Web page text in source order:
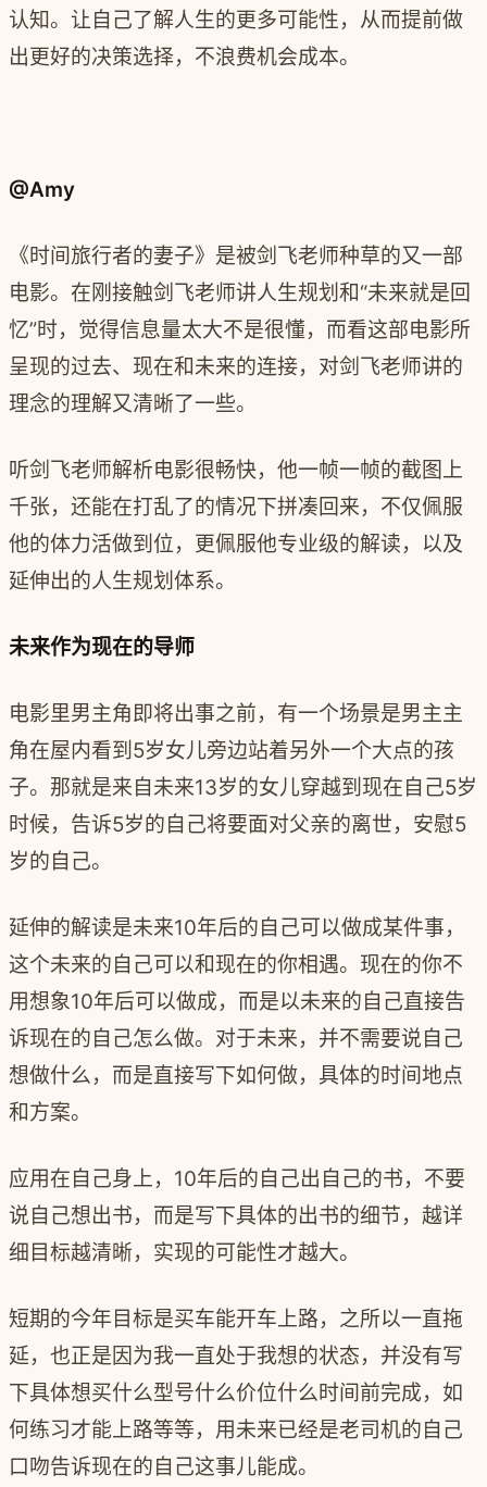
认知。让自己了解人生的更多可能性，从而提前做
出更好的决策选择，不浪费机会成本。
@Amy
《时间旅行者的妻子》是被剑飞老师种草的又一部
电影。在刚接触剑飞老师讲人生规划和“未来就是回
忆”时，觉得信息量太大不是很懂，而看这部电影所
呈现的过去、现在和未来的连接，对剑飞老师讲的
理念的理解又清晰了一些。
听剑飞老师解析电影很畅快，他一帧一帧的截图上
千张，还能在打乱了的情况下拼凑回来，不仅佩服
他的体力活做到位，更佩服他专业级的解读，以及
延伸出的人生规划体系。
未来作为现在的导师
电影里男主角即将出事之前，有一个场景是男主主
角在屋内看到5岁女儿旁边站着另外一个大点的孩
子。那就是来自未来13岁的女儿穿越到现在自己5岁
时候，告诉5岁的自己将要面对父亲的离世，安慰5
岁的自己。
延伸的解读是未来10年后的自己可以做成某件事，
这个未来的自己可以和现在的你相遇。现在的你不
用想象10年后可以做成，而是以未来的自己直接告
诉现在的自己怎么做。对于未来，并不需要说自己
想做什么，而是直接写下如何做，具体的时间地点
和方案。
应用在自己身上，10年后的自己出自己的书，不要
说自己想出书，而是写下具体的出书的细节，越详
细目标越清晰，实现的可能性才越大。
短期的今年目标是买车能开车上路，之所以一直拖
延，也正是因为我一直处于我想的状态，并没有写
下具体想买什么型号什么价位什么时间前完成，如
何练习才能上路等等，用未来已经是老司机的自己
口吻告诉现在的自己这事儿能成。